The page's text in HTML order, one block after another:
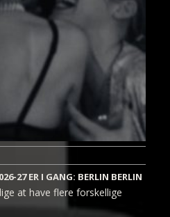
27 ER I GANG: BERLIN BERLIN
at have flere forskellige